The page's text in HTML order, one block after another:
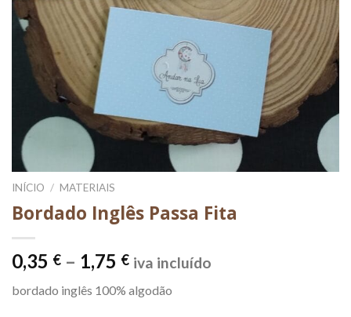
INÍCIO / MATERIAIS
Bordado Inglês Passa Fita
0,35 € – 1,75 €Price
0,35 €
iva incluído
bordado inglês 100% algodão